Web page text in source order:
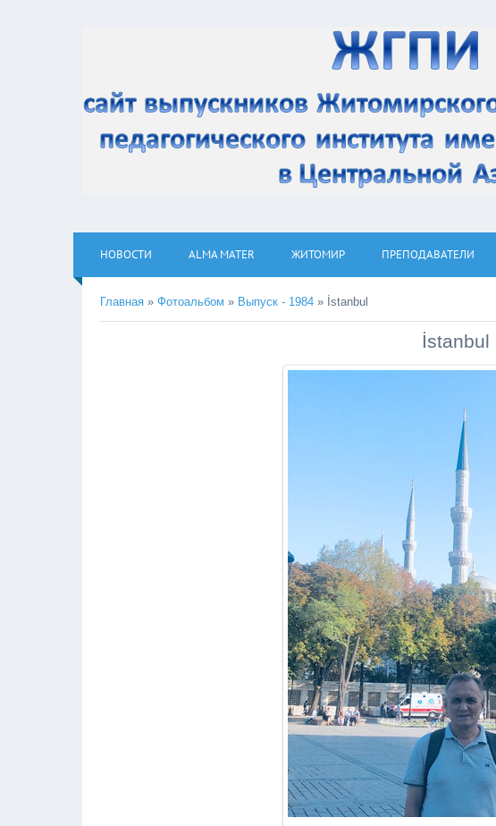
НОВОСТИ ALMA MATER ЖИТОМИР ПРЕПОДАВАТЕЛИ
Главная » Фотоальбом » Выпуск - 1984 » İstanbul
İstanbul